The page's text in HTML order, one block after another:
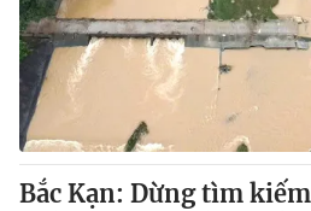
® Cấm sao chép dưới mọi hình thức
thuận bằng văn bản. Ghi rõ nguồn
thông tin từ website này.
Bắc Kạn: Dừng tìm